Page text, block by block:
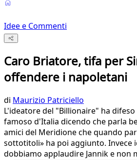
Idee e Commenti
Caro Briatore, tifa per
offendere i napoletani
di Maurizio Patriciello
L'ideatore del "Billionaire" ha
famoso d'Italia dicendo che parla
amici del Meridione che quando
sottotitoli» ha poi aggiunto. Invece
dobbiamo applaudire Jannik e non